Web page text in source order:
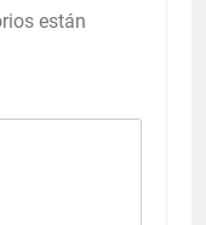
están